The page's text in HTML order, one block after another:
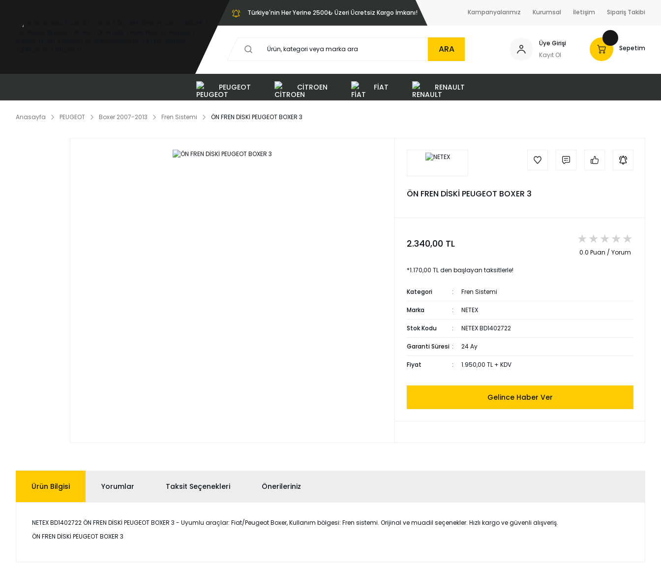
Türkiye'nin Her Yerine 2500₺ Üzeri Ücretsiz Kargo İmkanı! Kampanyalarımız Kurumsal İletişim Sipariş Takibi
ARA
Üye Girişi
Kayıt Ol
Sepetim
PEUGEOT CİTROEN FİAT RENAULT
Anasayfa PEUGEOT Boxer 2007-2013 Fren Sistemi ÖN FREN DİSKİ PEUGEOT BOXER 3
ÖN FREN DİSKİ PEUGEOT BOXER 3
2.340,00 TL
0.0 Puan / Yorum
*1.170,00 TL den başlayan taksitlerle!
Kategori Fren Sistemi
Marka NETEX
Stok Kodu NETEX BD1402722
Garanti Süresi 24 Ay
Fiyat 1.950,00 TL + KDV
Gelince Haber Ver
Ürün Bilgisi Yorumlar Taksit Seçenekleri Önerileriniz
NETEX BD1402722 ÖN FREN DİSKİ PEUGEOT BOXER 3 - Uyumlu araçlar: Fiat/Peugeot Boxer, Kullanım bölgesi: Fren sistemi. Orijinal ve muadil seçenekler. Hızlı kargo ve güvenli alışveriş.
ÖN FREN DİSKİ PEUGEOT BOXER 3